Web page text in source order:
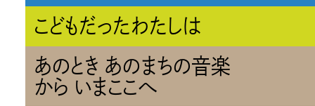
こどもだったわたしは
あのとき あのまちの音楽
から いまここへ